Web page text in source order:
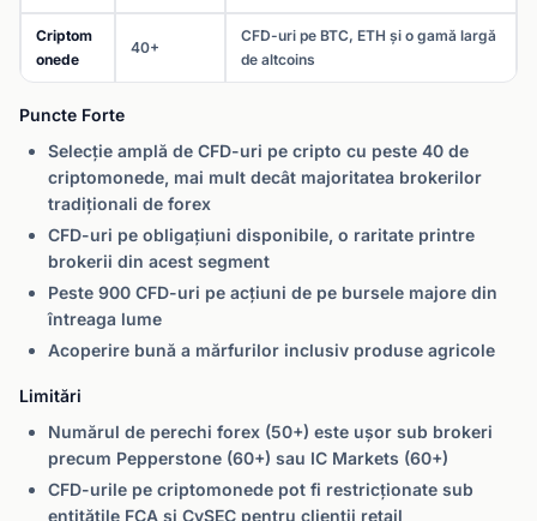
Criptom
onede
40+
CFD-uri pe BTC, ETH și o gamă largă
de altcoins
Puncte Forte
Selecție amplă de CFD-uri pe cripto cu peste 40 de
criptomonede, mai mult decât majoritatea brokerilor
tradiționali de forex
CFD-uri pe obligațiuni disponibile, o raritate printre
brokerii din acest segment
Peste 900 CFD-uri pe acțiuni de pe bursele majore din
întreaga lume
Acoperire bună a mărfurilor inclusiv produse agricole
Limitări
Numărul de perechi forex (50+) este ușor sub brokeri
precum Pepperstone (60+) sau IC Markets (60+)
CFD-urile pe criptomonede pot fi restricționate sub
entitățile FCA și CySEC pentru clienții retail